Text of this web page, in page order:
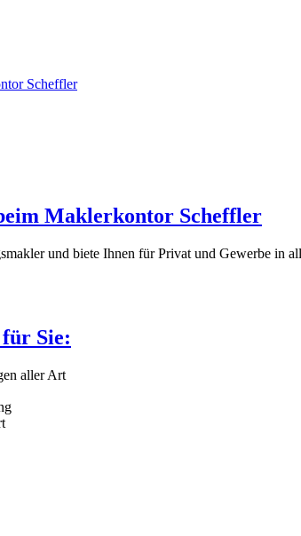
Maklerkontor Scheffler
und biete Ihnen für Privat und Gewerbe in
Sie:
aller Art